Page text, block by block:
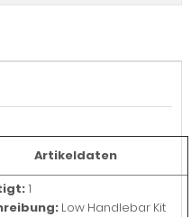
Artikeldaten
1
Low Handlebar Kit